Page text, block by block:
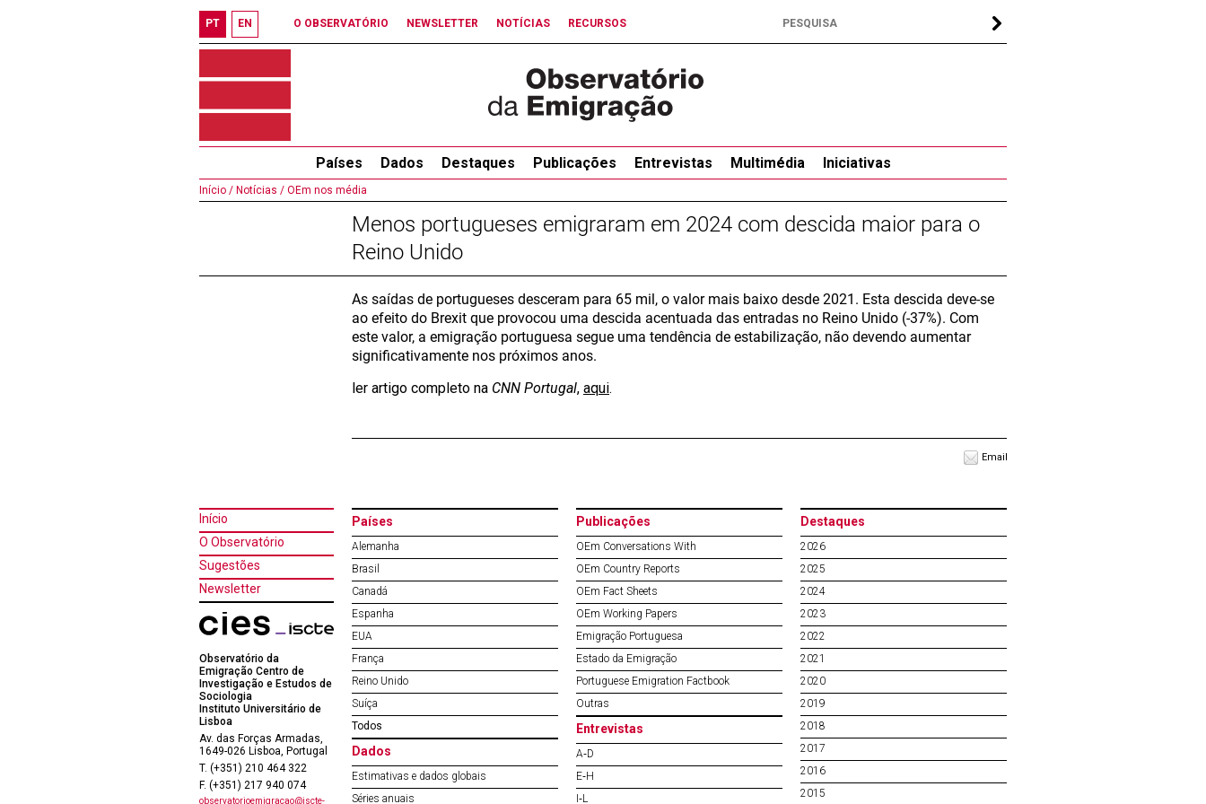
PT EN O OBSERVATÓRIO NEWSLETTER NOTÍCIAS RECURSOS
Países Dados Destaques Publicações Entrevistas Multimédia Iniciativas
Início / Notícias / OEm nos média
Menos portugueses emigraram em 2024 com descida maior para o
Reino Unido
As saídas de portugueses desceram para 65 mil, o valor mais baixo desde 2021. Esta descida deve-se
ao efeito do Brexit que provocou uma descida acentuada das entradas no Reino Unido (-37%). Com
este valor, a emigração portuguesa segue uma tendência de estabilização, não devendo aumentar
significativamente nos próximos anos.
ler artigo completo na CNN Portugal, aqui.
Email
Início
O Observatório
Sugestões
Newsletter
Observatório da
Emigração Centro de
Investigação e Estudos de
Sociologia
Instituto Universitário de
Lisboa
Av. das Forças Armadas,
1649-026 Lisboa, Portugal
T. (+351) 210 464 322
F. (+351) 217 940 074
observatorioemigracao@iscte-
Países
Alemanha
Brasil
Canadá
Espanha
EUA
França
Reino Unido
Suíça
Todos
Dados
Estimativas e dados globais
Séries anuais
Publicações
OEm Conversations With
OEm Country Reports
OEm Fact Sheets
OEm Working Papers
Emigração Portuguesa
Estado da Emigração
Portuguese Emigration Factbook
Outras
Entrevistas
A‐D
E‐H
I‐L
Destaques
2026
2025
2024
2023
2022
2021
2020
2019
2018
2017
2016
2015